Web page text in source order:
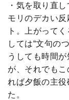
・気を取り直
モリのデカい
ト。上がって
しては“文句の
うしても時間
が、それでも
れば夕飯の主
た。